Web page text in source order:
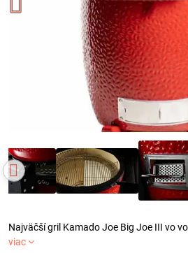
Najväčší gril Kamado Joe Big Joe III vo
viac